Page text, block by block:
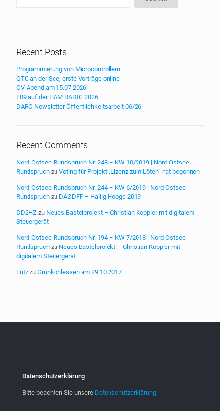
Recent Posts
Programmierung von Microcontrollern
QTC an der See, erste Vorträge online
OV-Abend am 15.07.2026
E09 auf der HAM RADIO 2026
DARC-Newsletter Öffentlichkeitsarbeit 06/26
Recent Comments
Nord-Ostsee-Rundspruch Nr. 248 – KW 10/2019 | Nord-Ostsee-
Rundspruch zu Voting für Projekt „Lizenz zum Löten“ hat begonnen
Nord-Ostsee-Rundspruch Nr. 244 – KW 6/2019 | Nord-Ostsee-
Rundspruch zu DAØDFF – Hallig Hooge 2019
DD2HZ zu Neues Bastelprojekt – Christian Koppler mit digitalem
Steuergerät
Nord-Ostsee-Rundspruch Nr. 194 – KW 7/2018 | Nord-Ostsee-
Rundspruch zu Neues Bastelprojekt – Christian Koppler mit
digitalem Steuergerät
Lutz zu Grünkohlessen am 29.10.2017
Datenschutzerklärung
Bitte beachten Sie unsere Datenschutzerklärung